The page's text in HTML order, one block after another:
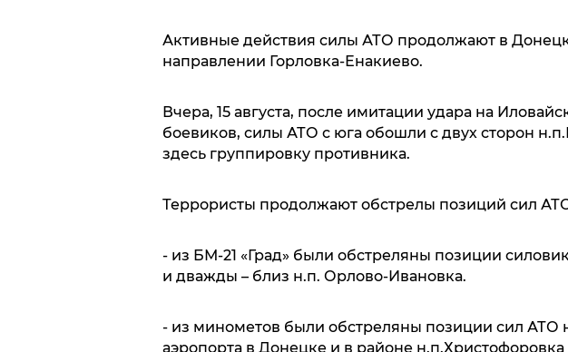
Активные действия силы АТО продолжают в
направлении Горловка-Енакиево.
Вчера, 15 августа, после имитации удара на
боевиков, силы АТО с юга обошли с двух сторон
здесь группировку противника.
Террористы продолжают обстрелы позиций сил
- из БМ-21 «Град» были обстреляны позиции
и дважды – близ н.п. Орлово-Ивановка.
- из минометов были обстреляны позиции сил АТО
аэропорта в Донецке и в районе н.п.Христофоровка